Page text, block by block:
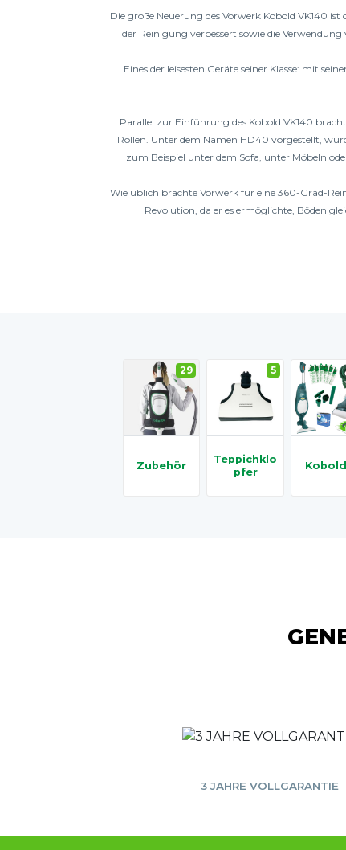
Die große Neuerung des Vorwerk Kobold VK140
der Reinigung verbessert sowie die
Eines der leisesten Geräte seiner Klasse: mit
Parallel zur Einführung des Kobold VK140
Rollen. Unter dem Namen HD40 vorgestellt,
zum Beispiel unter dem Sofa, unter Möbeln
Wie üblich brachte Vorwerk für eine 360-Grad-
Revolution, da er es ermöglichte, Böden
Zubehör
29
Teppichklo
Pfer
5
3 JAHRE VOLLGARANTIE